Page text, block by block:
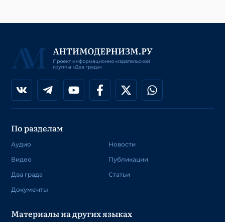
По разделам
Аудио
Видео
Два града
Документы
Новости
Публикации
Статьи
Материалы на других языках